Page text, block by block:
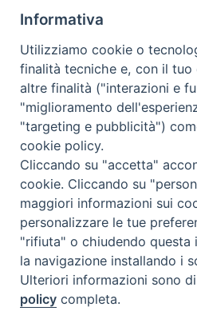
C.F. 94004060268
Orario di segreteria
Lunedì 17.30-19.30
Martedì 17.30-19.30
Mercoledì 17.30-19.30
Giovedì 17.30-19.30
Venerdì chiuso
Sabato 9.30-11.30
Privacy e sicurezza
Informativa
Utilizziamo cookie o
finalità tecniche e, con il tuo
altre finalità ("interazioni e
"miglioramento
"targeting e pubblicità")
cookie policy.
Cliccando su "accetta"
cookie. Cliccando su
maggiori informazioni sui
personalizzare le tue
"rifiuta" o chiudendo questa
la navigazione installando i
Ulteriori informazioni sono
policy completa.